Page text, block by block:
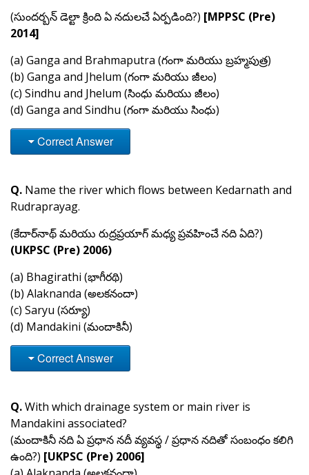
(సుందర్బన్ డెల్టా క్రింది ఏ నదులచే ఏర్పడింది?) [MPPSC (Pre)
2014]
(a) Ganga and Brahmaputra (గంగా మరియు బ్రహ్మపుత్ర)
(b) Ganga and Jhelum (గంగా మరియు జీలం)
(c) Sindhu and Jhelum (సింధు మరియు జీలం)
(d) Ganga and Sindhu (గంగా మరియు సింధు)
Correct Answer
Q. Name the river which flows between Kedarnath and
Rudraprayag.
(కేదార్‌నాథ్ మరియు రుద్రప్రయాగ్ మధ్య ప్రవహించే నది ఏది?)
(UKPSC (Pre) 2006)
(a) Bhagirathi (భాగీరథి)
(b) Alaknanda (అలకనందా)
(c) Saryu (సర్యూ)
(d) Mandakini (మందాకినీ)
Correct Answer
Q.With which drainage system or main river is
Mandakini associated?
(మందాకినీ నది ఏ ప్రధాన నదీ వ్యవస్థ / ప్రధాన నదితో సంబంధం కలిగి
ఉంది?) [UKPSC (Pre) 2006]